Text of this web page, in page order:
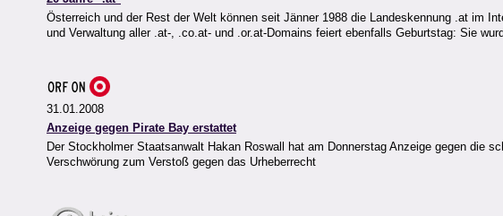
Österreich und der Rest der Welt können seit Jänner 1988 die Landeskennung .at im
und Verwaltung aller .at-, .co.at- und .or.at-Domains feiert ebenfalls Geburtstag: Sie
31.01.2008
Anzeige gegen Pirate Bay erstattet
Der Stockholmer Staatsanwalt Hakan Roswall hat am Donnerstag Anzeige gegen die
Verschwörung zum Verstoß gegen das Urheberrecht